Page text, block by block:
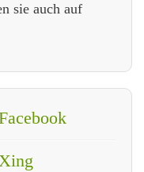
sie auch auf